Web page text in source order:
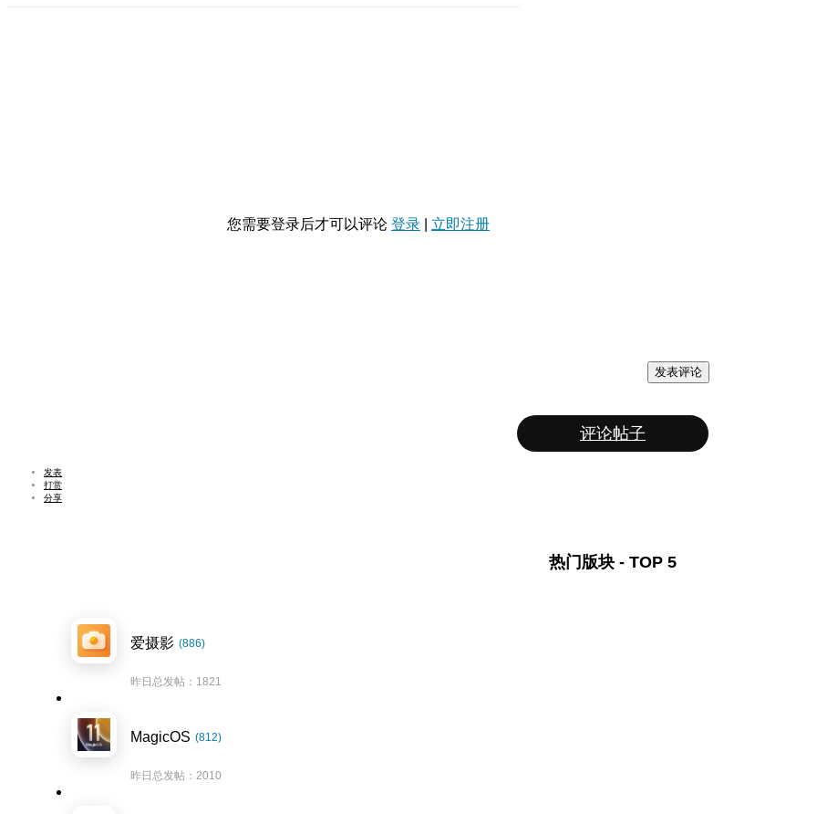
您需要登录后才可以评论 登录 立即注册
发表评论
评论帖子
发表
打赏
分享
热门版块 - TOP 5
爱摄影 (886)
昨日总发帖：1821
MagicOS (812)
昨日总发帖：2010